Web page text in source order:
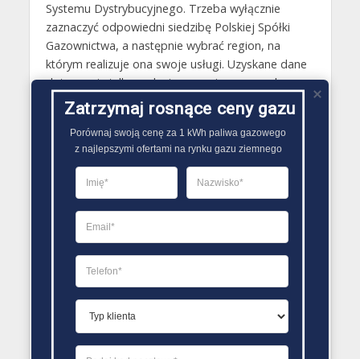
Systemu Dystrybucyjnego. Trzeba wyłącznie
zaznaczyć odpowiedni siedzibę Polskiej Spółki
Gazownictwa, a następnie wybrać region, na
którym realizuje ona swoje usługi. Uzyskane dane
dotyczą nie tylko rodzaju gazu ziemnego, ale
dodatkowo stopnia gazyfikacji regionu oraz
najbliższych głównych lub terenowych biur obsługi
klienta gazowni.
Gazy techniczne Czerwionka-Leszczyny
Butle gazowe Czerwionka-Leszczyny
Gaz płynny Czerwionka-Leszczyny
LPG Czerwionka-Leszczyny
Dostawcy gazu Czerwionka-Leszczyny
PORÓWNYWARKA OFERT GAZU
Zatrzymaj rosnące ceny gazu
Porównaj swoją cenę za 1 kWh paliwa gazowego
z najlepszymi ofertami na rynku gazu ziemnego